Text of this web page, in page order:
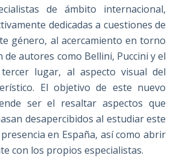
de ámbito internacional,
dedicadas a cuestiones de
género, al acercamiento en torno
de autores como Bellini, Puccini y el
lugar, al aspecto visual del
El objetivo de este nuevo
ser el resaltar aspectos que
desapercibidos al estudiar este
en España, así como abrir
con los propios especialistas.